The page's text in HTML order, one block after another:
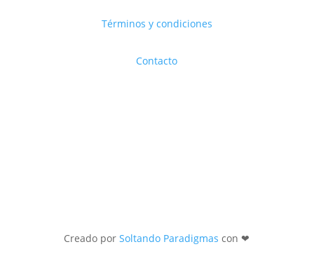
Términos y condiciones
Contacto
Creado porSoltando Paradigmas con ❤︎